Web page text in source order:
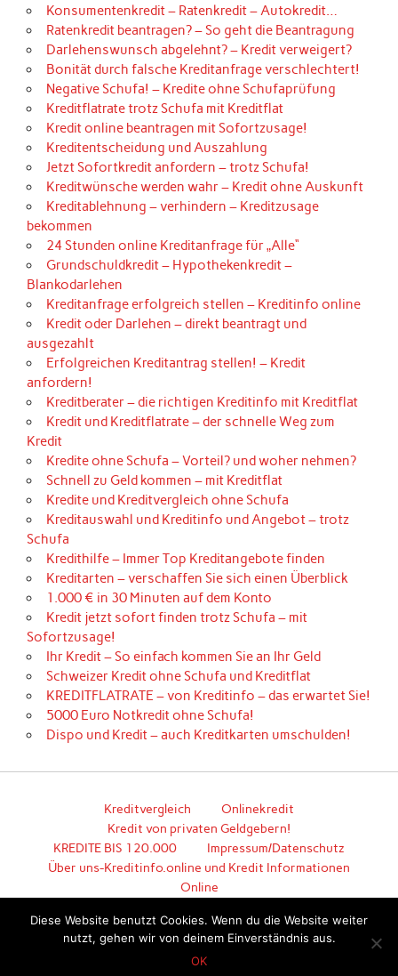
Konsumentenkredit – Ratenkredit – Autokredit…
Ratenkredit beantragen? – So geht die Beantragung
Darlehenswunsch abgelehnt? – Kredit verweigert?
Bonität durch falsche Kreditanfrage verschlechtert!
Negative Schufa! – Kredite ohne Schufaprüfung
Kreditflatrate trotz Schufa mit Kreditflat
Kredit online beantragen mit Sofortzusage!
Kreditentscheidung und Auszahlung
Jetzt Sofortkredit anfordern – trotz Schufa!
Kreditwünsche werden wahr – Kredit ohne Auskunft
Kreditablehnung – verhindern – Kreditzusage
bekommen
24 Stunden online Kreditanfrage für „Alle“
Grundschuldkredit – Hypothekenkredit –
Blankodarlehen
Kreditanfrage erfolgreich stellen – Kreditinfo online
Kredit oder Darlehen – direkt beantragt und
ausgezahlt
Erfolgreichen Kreditantrag stellen! – Kredit
anfordern!
Kreditberater – die richtigen Kreditinfo mit Kreditflat
Kredit und Kreditflatrate – der schnelle Weg zum
Kredit
Kredite ohne Schufa – Vorteil? und woher nehmen?
Schnell zu Geld kommen – mit Kreditflat
Kredite und Kreditvergleich ohne Schufa
Kreditauswahl und Kreditinfo und Angebot – trotz
Schufa
Kredithilfe – Immer Top Kreditangebote finden
Kreditarten – verschaffen Sie sich einen Überblick
1.000 € in 30 Minuten auf dem Konto
Kredit jetzt sofort finden trotz Schufa – mit
Sofortzusage!
Ihr Kredit – So einfach kommen Sie an Ihr Geld
Schweizer Kredit ohne Schufa und Kreditflat
KREDITFLATRATE – von Kreditinfo – das erwartet Sie!
5000 Euro Notkredit ohne Schufa!
Dispo und Kredit – auch Kreditkarten umschulden!
Kreditvergleich
Onlinekredit
Kredit von privaten Geldgebern!
KREDITE BIS 120.000
Impressum/Datenschutz
Über uns-Kreditinfo.online und Kredit Informationen
Online
Diese Website benutzt Cookies. Wenn du die Website weiter
nutzt, gehen wir von deinem Einverständnis aus.
OK